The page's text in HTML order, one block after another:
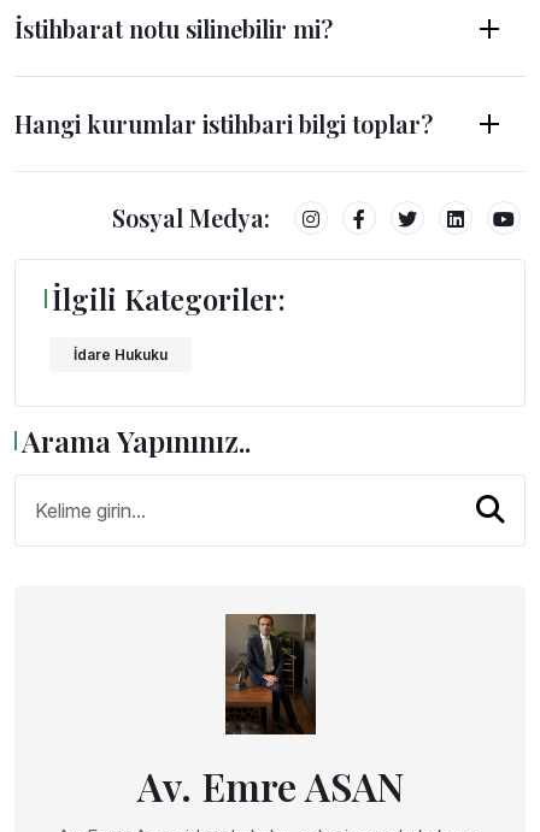
İstihbarat notu silinebilir mi?
Hangi kurumlar istihbari bilgi toplar?
Sosyal Medya:
İlgili Kategoriler:
İdare Hukuku
Arama Yapınınız..
Av. Emre ASAN